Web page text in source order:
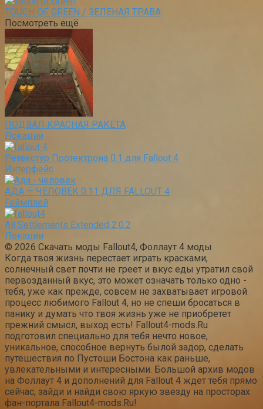
TOUCH OF GREEN / ЗЕЛЕНАЯ ТРАВА
Посмотреть ещё
ПОДВАЛ КРАСНАЯ РАКЕТА
Локации
Ретекстур Протектрона 0.1 для Fallout 4
Интерфейс
АДА — ЧЕЛОВЕК 0.11 ДЛЯ FALLOUT 4
Геймплей
All Settlements Extended 2.0.2
Локации
© 2026 Скачать моды Fallout4, Фоллаут 4 моды
Когда твоя жизнь перестает играть красками,
солнечный свет почти не греет и вкус еды утратил свой
первозданный вкус, это может означать только одно -
тебя, уже как прежде, совсем не захватывает игровой
процесс любимого Fallout 4, но не спеши бросаться в
панику и думать что твоя жизнь уже не приобретет
прежний смысл, выход есть! Fallout4-mods.Ru
подготовил специально для тебя нечто новое,
уникальное, способное вернуть былой задор, сделать
путешествия по Пустоши Бостона как раньше,
увлекательными и интересными. Большой архив модов
на Фоллаут 4 и дополнений для Fallout 4 ждет тебя прямо
сейчас, зайди и найди свою яркую звезду на просторах
фан-портала Fallout4-mods.Ru!